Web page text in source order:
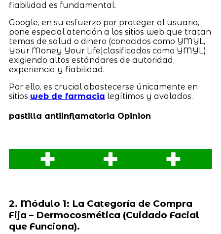
fiabilidad es fundamental.
Google, en su esfuerzo por proteger al usuario,
pone especial atención a los sitios web que tratan
temas de salud o dinero (conocidos como YMYL,
Your Money Your Life|clasificados como YMYL),
exigiendo altos estándares de autoridad,
experiencia y fiabilidad.
Por ello, es crucial abastecerse únicamente en
sitios web de farmacia legítimos y avalados.
pastilla antiinflamatoria Opinion
2. Módulo 1: La Categoría de Compra
Fija – Dermocosmética (Cuidado Facial
que Funciona).